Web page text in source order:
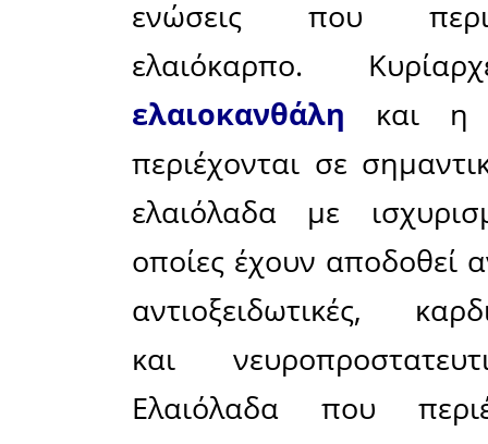
της
αποκτά